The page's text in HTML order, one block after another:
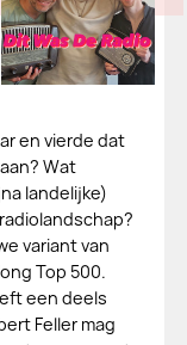
en vierde dat
Wat
landelijke)
variant van
Top 500.
een deels
Feller mag